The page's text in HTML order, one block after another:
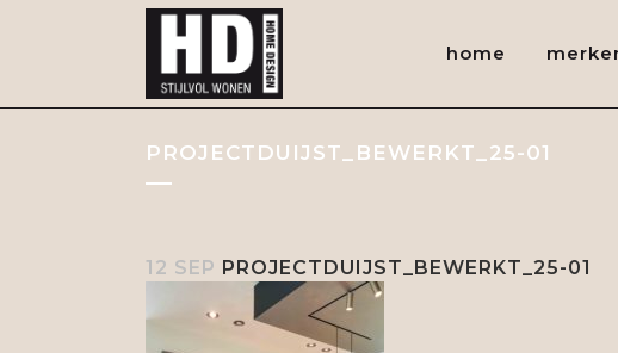
home
PROJECTDUIJST_BEWERKT_25-01
12 SEP PROJECTDUIJST_BEWERKT_25-01